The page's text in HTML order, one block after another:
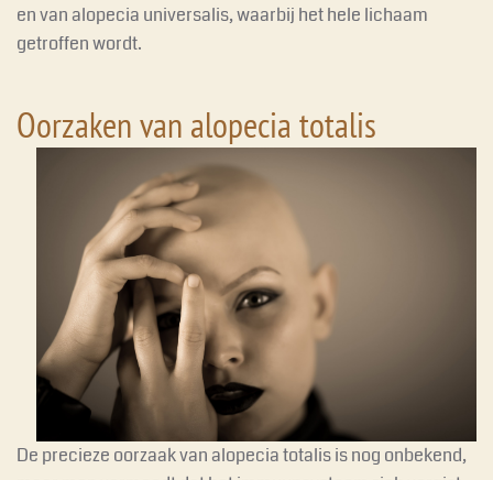
en van alopecia universalis, waarbij het hele lichaam
getroffen wordt.
Oorzaken van alopecia totalis
De precieze oorzaak van alopecia totalis is nog onbekend,